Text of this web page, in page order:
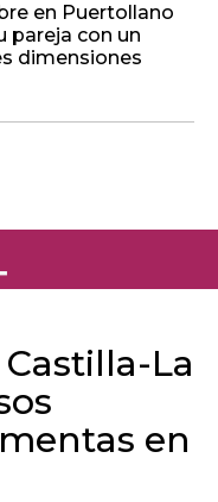
en Puertollano
pareja con un
dimensiones
La
en